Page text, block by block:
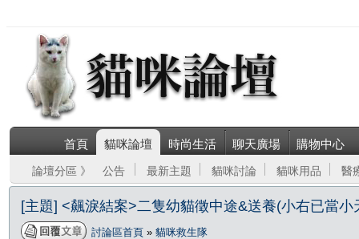
首頁 貓咪論壇 時尚生活 聊天廣場 購物中心
論壇分區 》 公告 最新主題 貓咪討論 貓咪用品 醫
[主題] <飆淚結案>二隻幼貓徵中途&送養(小右已當小
討論區首頁 » 貓咪救生隊